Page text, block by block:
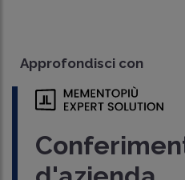
Approfondisci con